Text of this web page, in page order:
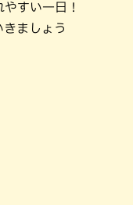
すい一日！
ましょう